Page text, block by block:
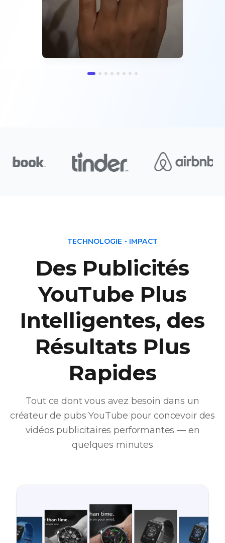
TECHNOLOGIE • IMPACT
Des Publicités
YouTube Plus
Intelligentes, des
Résultats Plus
Rapides
Tout ce dont vous avez besoin dans un
créateur de pubs YouTube pour concevoir des
vidéos publicitaires performantes — en
quelques minutes